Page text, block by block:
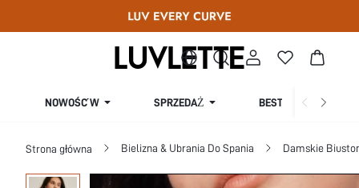
NOWOŚĆ W SPRZEDAŻ BESTSELLERY
Strona główna Bielizna & Ubrania Do Spania Damskie